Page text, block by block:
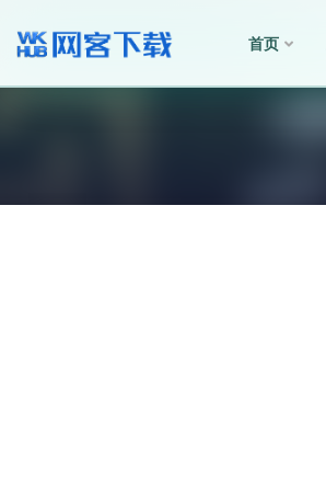
首页